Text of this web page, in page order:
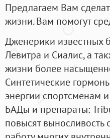
Предлагаем Вам
жизни. Вам помогут
Дженерики известных
Левитра и Сиалис, а
жизни более
Синтетические
энергии спортсменам
БАДы и препараты:
повысят выносливость